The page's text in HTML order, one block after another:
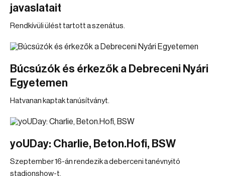
javaslatait
Rendkívüli ülést tartott a szenátus.
Búcsúzók és érkezők a Debreceni Nyári
Egyetemen
Hatvanan kaptak tanúsítványt.
yoUDay: Charlie, Beton.Hofi, BSW
Szeptember 16-án rendezik a deberceni tanévnyitó
stadionshow-t.